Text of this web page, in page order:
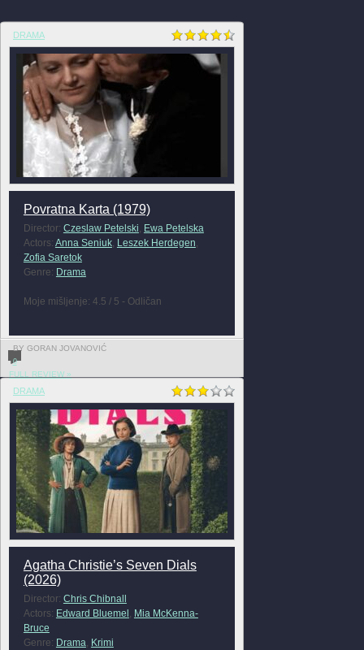
DRAMA
Povratna Karta (1979)
Director: Czeslaw Petelski, Ewa Petelska
Actors: Anna Seniuk, Leszek Herdegen,
Zofia Saretok
Genre: Drama
Moje mišljenje: 4.5 / 5 - Odličan
BY GORAN JOVANOVIĆ
0
FULL REVIEW »
DRAMA
Agatha Christie’s Seven Dials
(2026)
Director: Chris Chibnall
Actors: Edward Bluemel , Mia McKenna-
Bruce
Genre: Drama, Krimi